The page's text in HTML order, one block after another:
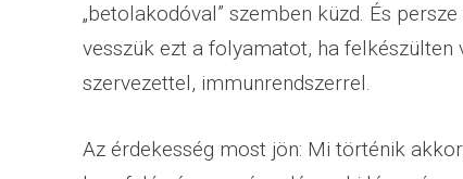
„betolakodóval” szemben küzd. És
vesszük ezt a folyamatot, ha felkészülten
szervezettel, immunrendszerrel.
Az érdekesség most jön: Mi történik